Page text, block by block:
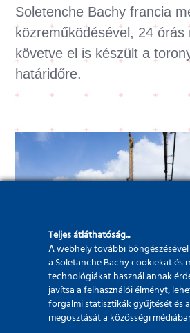
Soletenche Bachy francia
közreműködésével, 24 órás
követve el is készült a
határidőre.
Megrendelő:
Teljes átláthatóság...
A webhely további
a Soletanche Bachy cookiekat és
technológiákat használ annak
javítsa a felhasználói élményt,
forgalmi statisztikák gyűjtését és
megosztását a közösségi